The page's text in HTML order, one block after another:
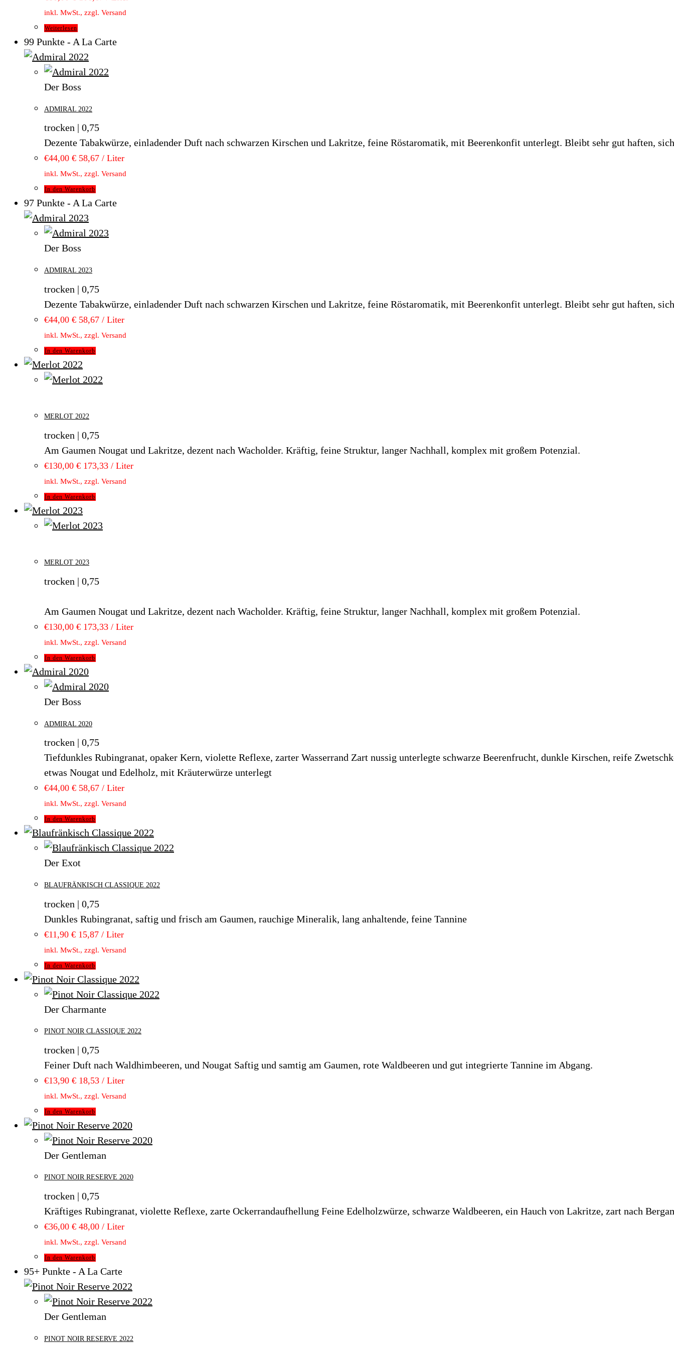
inkl. MwSt., zzgl. Versand
Weiterlesen
99 Punkte - A La Carte
Der Boss
ADMIRAL 2022
trocken | 0,75
Dezente Tabakwürze, einladender Duft nach schwarzen Kirschen und Lakritze, feine Röstaromatik, mit Beerenkonfit unterlegt. Bleibt sehr gut haften,
€44,00 € 58,67 / Liter
inkl. MwSt., zzgl. Versand
In den Warenkorb
97 Punkte - A La Carte
Der Boss
ADMIRAL 2023
trocken | 0,75
Dezente Tabakwürze, einladender Duft nach schwarzen Kirschen und Lakritze, feine Röstaromatik, mit Beerenkonfit unterlegt. Bleibt sehr gut haften,
€44,00 € 58,67 / Liter
inkl. MwSt., zzgl. Versand
In den Warenkorb
MERLOT 2022
trocken | 0,75
Am Gaumen Nougat und Lakritze, dezent nach Wacholder. Kräftig, feine Struktur, langer Nachhall, komplex mit großem Potenzial.
€130,00 € 173,33 / Liter
inkl. MwSt., zzgl. Versand
In den Warenkorb
MERLOT 2023
trocken | 0,75
Am Gaumen Nougat und Lakritze, dezent nach Wacholder. Kräftig, feine Struktur, langer Nachhall, komplex mit großem Potenzial.
€130,00 € 173,33 / Liter
inkl. MwSt., zzgl. Versand
In den Warenkorb
Der Boss
ADMIRAL 2020
trocken | 0,75
Tiefdunkles Rubingranat, opaker Kern, violette Reflexe, zarter Wasserrand Zart nussig unterlegte schwarze Beerenfrucht, dunkle Kirschen, reife
etwas Nougat und Edelholz, mit Kräuterwürze unterlegt
€44,00 € 58,67 / Liter
inkl. MwSt., zzgl. Versand
In den Warenkorb
Der Exot
BLAUFRÄNKISCH CLASSIQUE 2022
trocken | 0,75
Dunkles Rubingranat, saftig und frisch am Gaumen, rauchige Mineralik, lang anhaltende, feine Tannine
€11,90 € 15,87 / Liter
inkl. MwSt., zzgl. Versand
In den Warenkorb
Der Charmante
PINOT NOIR CLASSIQUE 2022
trocken | 0,75
Feiner Duft nach Waldhimbeeren, und Nougat Saftig und samtig am Gaumen, rote Waldbeeren und gut integrierte Tannine im Abgang.
€13,90 € 18,53 / Liter
inkl. MwSt., zzgl. Versand
In den Warenkorb
Der Gentleman
PINOT NOIR RESERVE 2020
trocken | 0,75
Kräftiges Rubingranat, violette Reflexe, zarte Ockerrandaufhellung Feine Edelholzwürze, schwarze Waldbeeren, ein Hauch von Lakritze, zart nach
€36,00 € 48,00 / Liter
inkl. MwSt., zzgl. Versand
In den Warenkorb
95+ Punkte - A La Carte
Der Gentleman
PINOT NOIR RESERVE 2022